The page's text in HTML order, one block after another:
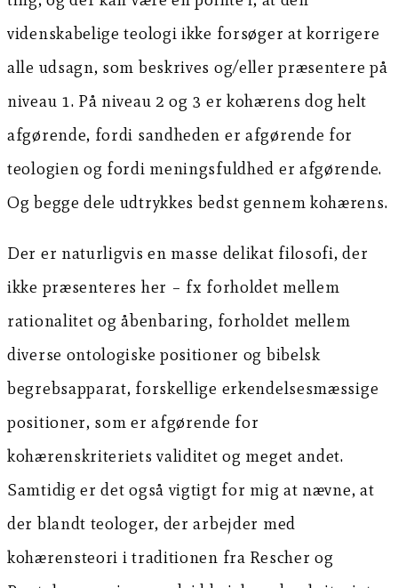
videnskabelige teologi ikke forsøger at korrigere
alle udsagn, som beskrives og/eller præsentere på
niveau 1. På niveau 2 og 3 er kohærens dog helt
afgørende, fordi sandheden er afgørende for
teologien og fordi meningsfuldhed er afgørende.
Og begge dele udtrykkes bedst gennem kohærens.
Der er naturligvis en masse delikat filosofi, der
ikke præsenteres her – fx forholdet mellem
rationalitet og åbenbaring, forholdet mellem
diverse ontologiske positioner og bibelsk
begrebsapparat, forskellige erkendelsesmæssige
positioner, som er afgørende for
kohærenskriteriets validitet og meget andet.
Samtidig er det også vigtigt for mig at nævne, at
der blandt teologer, der arbejder med
kohærensteori i traditionen fra Rescher og